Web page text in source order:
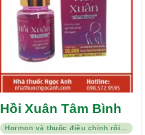
Hồi Xuân Tâm Bình